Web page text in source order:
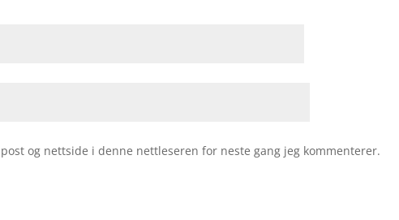
og nettside i denne nettleseren for neste gang jeg kommenterer.